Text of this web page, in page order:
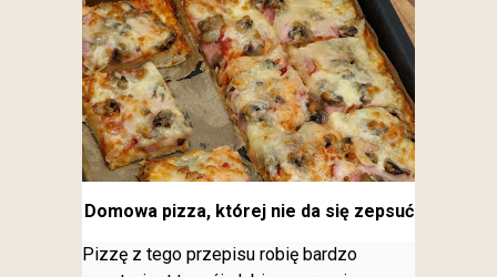
Domowa pizza, której nie da się zepsuć
Pizzę z tego przepisu robię bardzo